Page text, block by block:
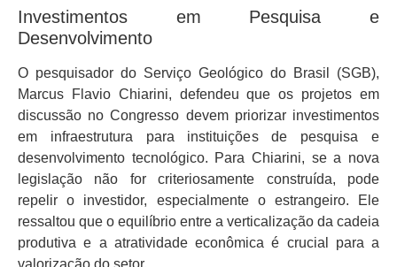
Investimentos em Pesquisa e
Desenvolvimento
O pesquisador do Serviço Geológico do Brasil (SGB),
Marcus Flavio Chiarini, defendeu que os projetos em
discussão no Congresso devem priorizar investimentos
em infraestrutura para instituições de pesquisa e
desenvolvimento tecnológico. Para Chiarini, se a nova
legislação não for criteriosamente construída, pode
repelir o investidor, especialmente o estrangeiro. Ele
ressaltou que o equilíbrio entre a verticalização da cadeia
produtiva e a atratividade econômica é crucial para a
valorização do setor.